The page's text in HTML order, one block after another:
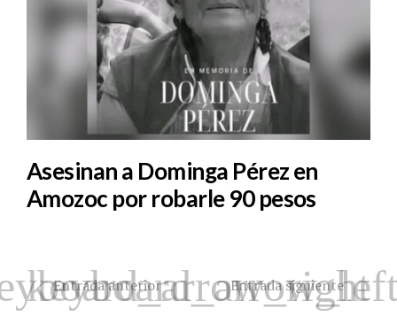
Asesinan a Dominga Pérez en
Amozoc por robarle 90 pesos
Entrada anterior Entrada siguiente